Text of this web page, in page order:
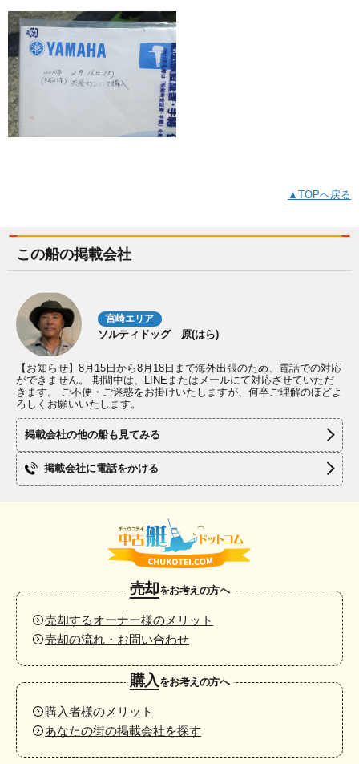
▲TOPへ戻る
この船の掲載会社
宮崎エリア
ソルティドッグ 原(はら)
【お知らせ】8月15日から8月18日まで海外出張のため、電話での対応
ができません。 期間中は、LINEまたはメールにて対応させていただ
きます。 ご不便・ご迷惑をお掛けいたしますが、何卒ご理解のほどよ
ろしくお願いいたします。
掲載会社の他の船も見てみる
掲載会社に電話をかける
売却をお考えの方へ
売却するオーナー様のメリット
売却の流れ・お問い合わせ
購入をお考えの方へ
購入者様のメリット
あなたの街の掲載会社を探す